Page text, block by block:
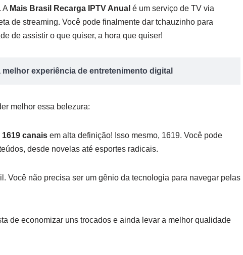
A Mais Brasil Recarga IPTV Anual é um serviço de TV via
de streaming. Você pode finalmente dar tchauzinho para
de assistir o que quiser, a hora que quiser!
melhor experiência de entretenimento digital
melhor essa belezura:
1619 canais em alta definição! Isso mesmo, 1619. Você pode
desde novelas até esportes radicais.
Você não precisa ser um gênio da tecnologia para navegar pelas
de economizar uns trocados e ainda levar a melhor qualidade